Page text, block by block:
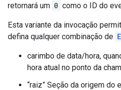
retornará um 0 como o ID do
Esta variante da invocação
defina qualquer combinação de
carimbo de data/hora,
hora atual no ponto da
“raiz” Seção da origem do